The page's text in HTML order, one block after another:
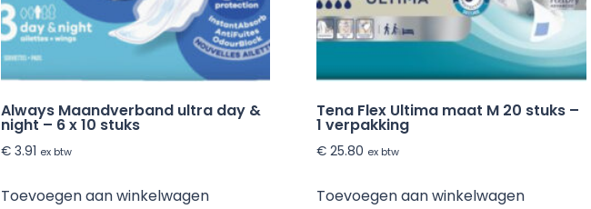
Always Maandverband ultra day &
night – 6 x 10 stuks
€3.91 ex btw
Toevoegen aan winkelwagen
Tena Flex Ultima maat M 20 stuks –
1 verpakking
€ 25.80 ex btw
Toevoegen aan winkelwagen